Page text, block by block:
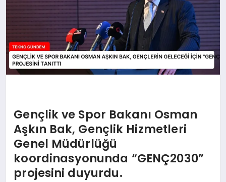
Gençlik ve Spor Bakanı Osman
Aşkın Bak, Gençlik Hizmetleri
Genel Müdürlüğü
koordinasyonunda “GENÇ2030”
projesini duyurdu.